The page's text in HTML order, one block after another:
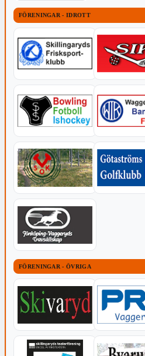
FÖRENINGAR - IDROTT
FÖRENINGAR - ÖVRIGA